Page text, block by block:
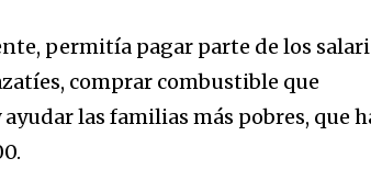
permitía pagar parte de los
comprar combustible que
las familias más pobres, que